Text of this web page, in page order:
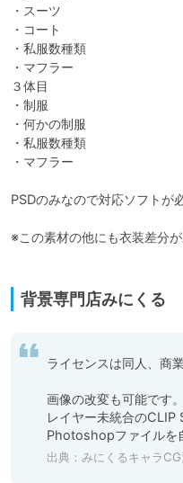
・スーツ
・コート
・私服数種類
・マフラー
３体目
・制服
・何かの制服
・私服数種類
・マフラー
PSDのみなので対応ソフトが必
※この素材の他にも衣装差分
背景専門店みにくる
ライセンスは同人、商
画像の改変も可能です。
レイヤー未統合のCLIP
Photoshopファイルを
出典： みにくるキャラCG素材集『キモメ